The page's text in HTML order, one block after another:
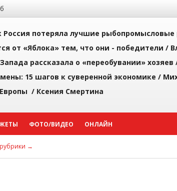
Россия потеряла лучшие
от «Яблока» тем, что они - победители /
рассказала о «переобувании» хозяев
15 шагов к суверенной экономике /
/ Ксения Смертина
ФОТО/ВИДЕО ОНЛАЙН
→